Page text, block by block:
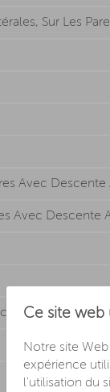
Sur Les
Avec
Avec Descente
Ce site web
Notre site
expérience
l'utilisation du